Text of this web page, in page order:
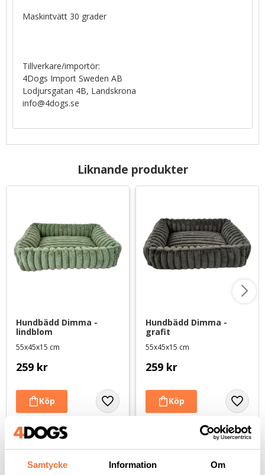
Samtycke Information Om
Maskintvätt 30 grader
Tillverkare/importör:
4Dogs Import Sweden AB
Lodjursgatan 4B, Landskrona
info@4dogs.se
Liknande produkter
Hundbädd Dimma -
lindblom
55x45x15 cm
259 kr
Hundbädd Dimma -
grafit
55x45x15 cm
259 kr
Andra köpte även